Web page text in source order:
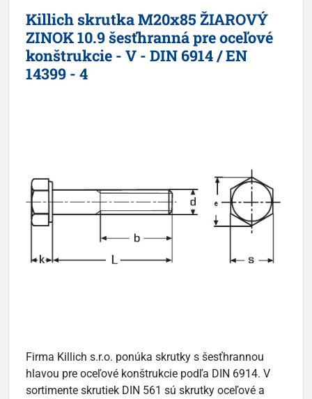
Killich skrutka M20x85 ŽIAROVÝ
ZINOK 10.9 šesťhranná pre oceľové
konštrukcie - V - DIN 6914 / EN
14399 - 4
Firma Killich s.r.o. ponúka skrutky s šesťhrannou
hlavou pre oceľové konštrukcie podľa DIN 6914. V
sortimente skrutiek DIN 561 sú skrutky oceľové a